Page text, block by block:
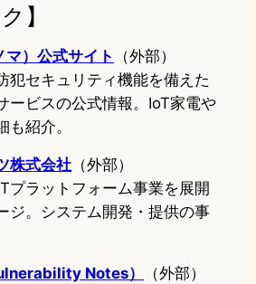
】
）公式サイト
（外部）
犯セキュリティ機能を備えた
ービスの公式情報。IoT家電や
も紹介。
株式会社 （外部）
プラットフォーム事業を展開
ジ。システム開発・提供の事
Notes）
（外部）